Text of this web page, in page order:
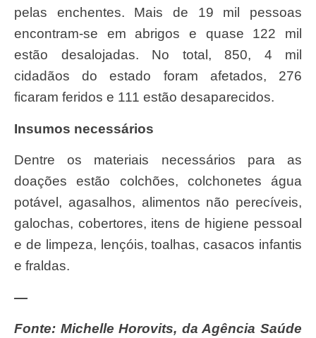
pelas enchentes. Mais de 19 mil pessoas
encontram-se em abrigos e quase 122 mil
estão desalojadas. No total, 850, 4 mil
cidadãos do estado foram afetados, 276
ficaram feridos e 111 estão desaparecidos.
Insumos necessários
Dentre os materiais necessários para as
doações estão colchões, colchonetes água
potável, agasalhos, alimentos não perecíveis,
galochas, cobertores, itens de higiene pessoal
e de limpeza, lençóis, toalhas, casacos infantis
e fraldas.
—
Fonte: Michelle Horovits, da Agência Saúde